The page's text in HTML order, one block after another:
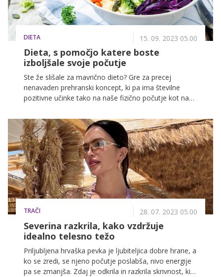
DIETA 15. 09. 2023 05.00
Dieta, s pomočjo katere boste
izboljšale svoje počutje
Ste že slišale za mavrično dieto? Gre za precej
nenavaden prehranski koncept, ki pa ima številne
pozitivne učinke tako na naše fizično počutje kot na
namenjena hujšanju, toda številne zvezdnice
dokazujejo, da se ta odlično obnese tudi pri izgubi
odvečnih kilogramov. Več o mavrični dieti in njenih
pozitivnih učinkih na naše zdravje lahko izveste v
nadaljevanju.
TRAČI 28. 07. 2023 05.00
Severina razkrila, kako vzdržuje
idealno telesno težo
Priljubljena hrvaška pevka je ljubiteljica dobre hrane, a
ko se zredi, se njeno počutje poslabša, nivo energije
pa se zmanjša. Zdaj je odkrila in razkrila skrivnost, ki ji